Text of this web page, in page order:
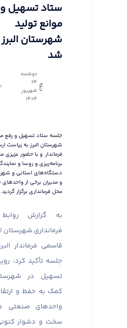
ستاد تسهیل
موانع تولید
شهرستان البرز
شد
دوشنبه
24
شهریور
1404
جلسه ستاد تسهیل و رفع
شهرستان البرز به ریاست
فرماندار و با حضور عزیزی
برنامه‌ریزی و روسا و
دستگاه‌های استانی و
و مدیران برخی از
محل فرمانداری برگزار گردید.
به گزارش
فرمانداری شهرستان
قاسمی فرماندار
جلسه تأکید کرد:
تسهیل در
کمک به حفظ و
واحدهای صنعتی
سخت و دشوار